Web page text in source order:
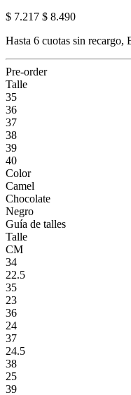
$ 7.217 $ 8.490
Hasta 6 cuotas sin recargo,
Pre-order
Talle
35
36
37
38
39
40
Color
Camel
Chocolate
Negro
Guía de talles
Talle
CM
34
22.5
35
23
36
24
37
24.5
38
25
39